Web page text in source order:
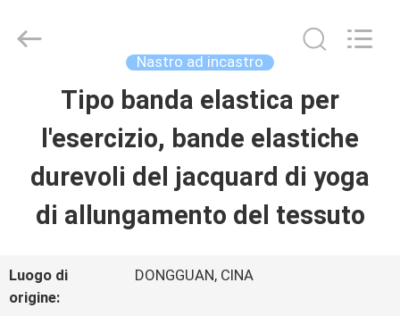
CASA
PRODOTTI
CHI
SIAMO
Garment
Nastro ad incastro
Tipo banda elastica per
l'esercizio, bande elastiche
durevoli del jacquard di yoga
di allungamento del tessuto
Luogo di
origine:
DONGGUAN, CINA